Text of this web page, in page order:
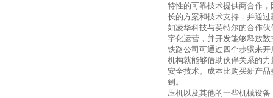
特性的可靠技术提供商合作
长的方案和技术支持，并通
如凌华科技与英特尔的合作
字化运营，并开发能够释放数
铁路公司可通过四个步骤来
机构就能够借助伙伴关系的
安全技术。成本比购买新产
到。
压机以及其他的一些机械设